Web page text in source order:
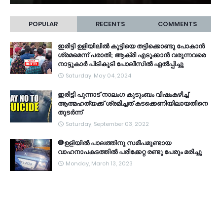
POPULAR RECENTS COMMENTS
ഇരിട്ടി ഉളിയിലിൽ കുട്ടിയെ തട്ടിക്കൊണ്ടു പോകാൻ
ശ്രമമെന്ന് പരാതി; ആക്രി എടുക്കാൻ വരുന്നവരെ
നാട്ടുകാർ പിടികൂടി പോലീസിൽ ഏൽപ്പിച്ചു
Saturday, May 04, 2024
ഇരിട്ടി പുന്നാട് നാലംഗ കുടുംബം വിഷംകഴിച്ച്‌
ആത്മഹത്യക്ക് ശ്രമിച്ചത് കടക്കെണിയിലായതിനെ
തുടർന്ന്
Saturday, September 03, 2022
🛑ഉളിയിൽ പാലത്തിനു സമീപമുണ്ടായ
വാഹനാപകടത്തിൽ പരിക്കേറ്റ രണ്ടു പേരും മരിച്ചു
Monday, March 13, 2023